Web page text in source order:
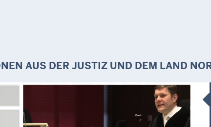
oder
26
131/26
AUS DER JUSTIZ UND DEM LAND